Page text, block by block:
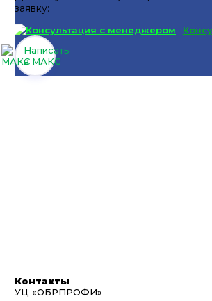
заявку:
Написать
в МАКС
Контакты
УЦ «ОБРПРОФИ»